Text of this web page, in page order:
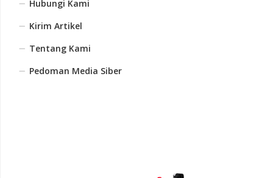
Hubungi Kami
Kirim Artikel
Tentang Kami
Pedoman Media Siber